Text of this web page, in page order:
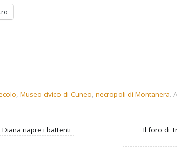
, Museo civico di Cuneo, necropoli di Montanera.
Diana riapre i battenti
Il foro di